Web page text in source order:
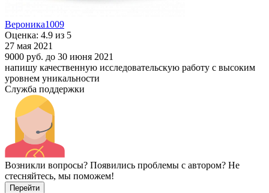
Вероника1009
Оценка: 4.9 из 5
27 мая 2021
9000 руб. до 30 июня 2021
напишу качественную исследовательскую работу с высоким
уровнем уникальности
Служба поддержки
Возникли вопросы? Появились проблемы с автором? Не
стесняйтесь, мы поможем!
Перейти